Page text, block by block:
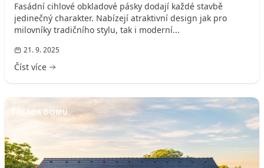
Fasádní cihlové obkladové pásky dodají každé stavbě
jedinečný charakter. Nabízejí atraktivní design jak pro
milovníky tradičního stylu, tak i moderní...
21. 9. 2025
Číst více
FASÁDA DOMU